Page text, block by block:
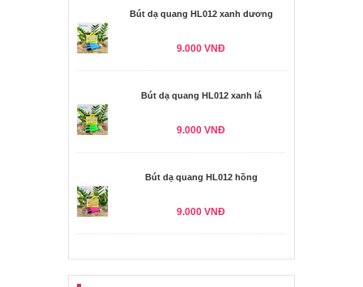
Bút dạ quang HL012 xanh dương
9.000 VNĐ
Bút dạ quang HL012 xanh lá
9.000 VNĐ
Bút dạ quang HL012 hồng
9.000 VNĐ